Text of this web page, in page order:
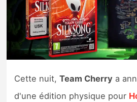
Tests de jeux
Tests d’accessoires
Autres tests
Previews
Cette nuit,Team Cherry a
d'une édition physique pour